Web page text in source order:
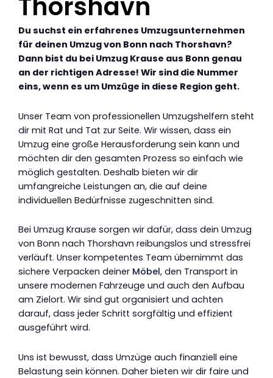
Thorshavn
Du suchst ein erfahrenes Umzugsunternehmen
für deinen Umzug von Bonn nach Thorshavn?
Dann bist du bei Umzug Krause aus Bonn genau
an der richtigen Adresse! Wir sind die Nummer
eins, wenn es um Umzüge in diese Region geht.
Unser Team von professionellen Umzugshelfern steht
dir mit Rat und Tat zur Seite. Wir wissen, dass ein
Umzug eine große Herausforderung sein kann und
möchten dir den gesamten Prozess so einfach wie
möglich gestalten. Deshalb bieten wir dir
umfangreiche Leistungen an, die auf deine
individuellen Bedürfnisse zugeschnitten sind.
Bei Umzug Krause sorgen wir dafür, dass dein Umzug
von Bonn nach Thorshavn reibungslos und stressfrei
verläuft. Unser kompetentes Team übernimmt das
sichere Verpacken deiner Möbel, den Transport in
unsere modernen Fahrzeuge und auch den Aufbau
am Zielort. Wir sind gut organisiert und achten
darauf, dass jeder Schritt sorgfältig und effizient
ausgeführt wird.
Uns ist bewusst, dass Umzüge auch finanziell eine
Belastung sein können. Daher bieten wir dir faire und